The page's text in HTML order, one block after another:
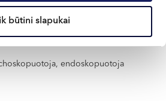
būtini slapukai
endoskopuotoja